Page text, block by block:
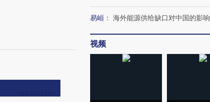
易峘 ： 海外能源供给缺口对中国的影响
视频